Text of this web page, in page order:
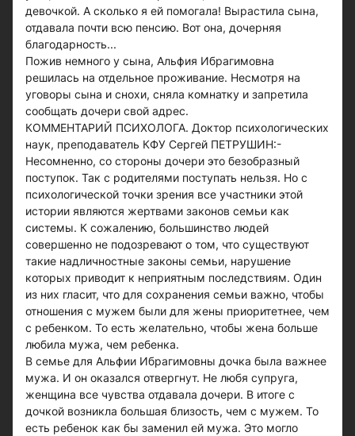
девочкой. А сколько я ей помогала! Вырастила сына,
отдавала почти всю пенсию. Вот она, дочерняя
благодарность...
Пожив немного у сына, Альфия Ибрагимовна
решилась на отдельное проживание. Несмотря на
уговоры сына и снохи, сняла комнатку и запретила
сообщать дочери свой адрес.
КОММЕНТАРИЙ ПСИХОЛОГА. Доктор психологических
наук, преподаватель КФУ Сергей ПЕТРУШИН:-
Несомненно, со стороны дочери это безобразный
поступок. Так с родителями поступать нельзя. Но с
психологической точки зрения все участники этой
истории являются жертвами законов семьи как
системы. К сожалению, большинство людей
совершенно не подозревают о том, что существуют
такие надличностные законы семьи, нарушение
которых приводит к неприятным последствиям. Один
из них гласит, что для сохранения семьи важно, чтобы
отношения с мужем были для жены приоритетнее, чем
с ребенком. То есть желательно, чтобы жена больше
любила мужа, чем ребенка.
В семье для Альфии Ибрагимовны дочка была важнее
мужа. И он оказался отвергнут. Не любя супруга,
женщина все чувства отдавала дочери. В итоге с
дочкой возникла большая близость, чем с мужем. То
есть ребенок как бы заменил ей мужа. Это могло